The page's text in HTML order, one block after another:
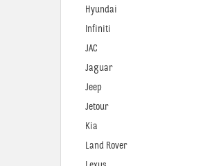
Hyundai
Infiniti
JAC
Jaguar
Jeep
Jetour
Kia
Land Rover